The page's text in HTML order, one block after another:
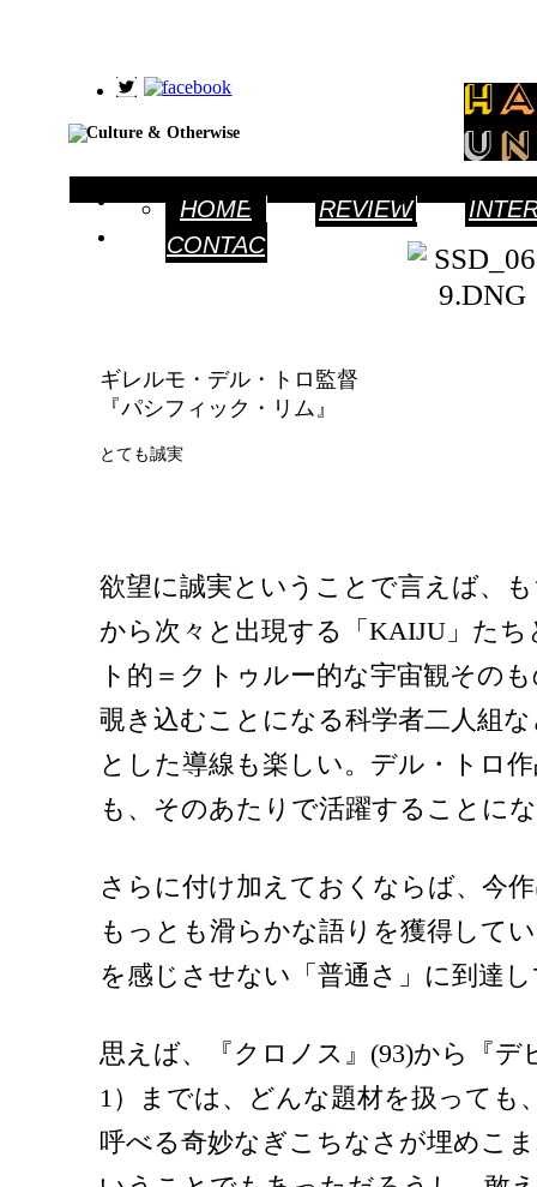
HOME
REVIEW
BOOKS
CONTAC
ギレルモ・デル・トロ監督
『パシフィック・リム』
とても誠実
欲望に誠実ということで言えば、
から次々と出現する「KAIJU」た
ト的＝クトゥルー的な宇宙観その
覗き込むことになる科学者二人組
とした導線も楽しい。デル・トロ
も、そのあたりで活躍することに
さらに付け加えておくならば、今
もっとも滑らかな語りを獲得して
を感じさせない「普通さ」に到達
思えば、『クロノス』(93)から『
1）までは、どんな題材を扱っても
呼べる奇妙なぎこちなさが埋めこ